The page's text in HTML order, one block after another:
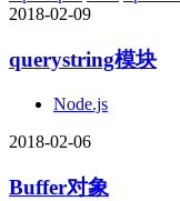
2018-02-09
querystring模块
Node.js
2018-02-06
Buffer对象